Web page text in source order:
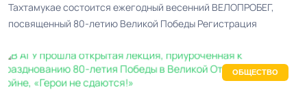
Тахтамукае состоится ежегодный весенний ВЕЛОПРОБЕГ,
посвященный 80-летию Великой Победы Регистрация
ОБЩЕСТВО